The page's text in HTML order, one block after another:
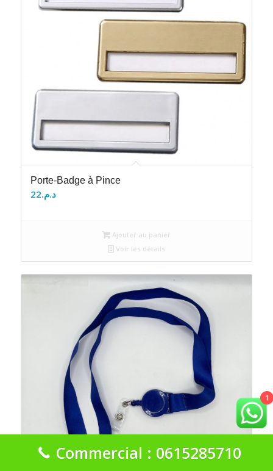
Porte-Badge à Pince
د.م.22
Ajouter au panier
Voir les détails
1
Commercial : 0615285710